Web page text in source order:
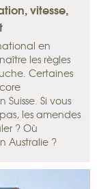
vitesse,
en
les règles
Certaines
Si vous
les amendes
? Où
Australie ?